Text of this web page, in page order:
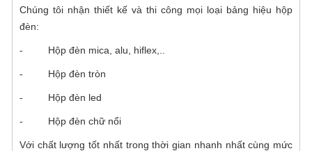
Chúng tôi nhận thiết kế và thi công mọi loại bảng hiệu hộp
đèn:
- Hộp đèn mica, alu, hiflex,..
- Hộp đèn tròn
- Hộp đèn led
- Hộp đèn chữ nổi
Với chất lượng tốt nhất trong thời gian nhanh nhất cùng mức